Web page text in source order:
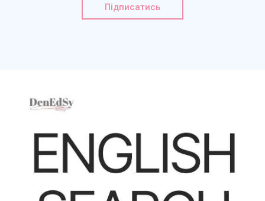
Підписатись